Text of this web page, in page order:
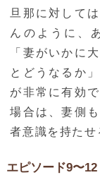
旦那に対して
んのように、
「妻がいかに
とどうなるか
が非常に有効
場合は、妻側
者意識を持たせ
エピソード9〜